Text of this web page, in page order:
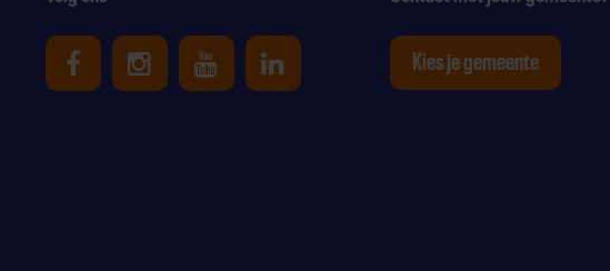
Uniek Sporten op Facebook
Uniek Sporten op Instagram
Uniek Sporten op Youtube
Uniek Sporten op Linkedin
Kies je gemeente